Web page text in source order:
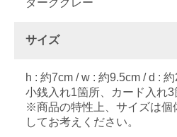
ダークグレー
サイズ
h : 約7cm / w : 約9.5cm / d :
小銭入れ1箇所、カード入れ
※商品の特性上、サイズは個
してお考えください。